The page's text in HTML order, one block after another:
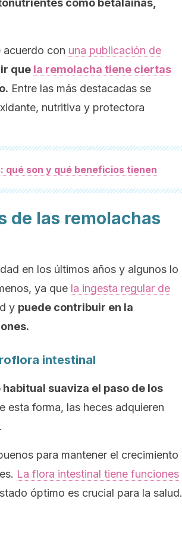
como betalaínas,
acuerdo con una publicación de
que la remolacha tiene ciertas
Entre las más destacadas se
nutritiva y protectora
qué son y qué beneficios tienen
de las remolachas
en los últimos años y algunos lo
ya que la ingesta regular de
y puede contribuir en la
intestinal
habitual suaviza el paso de los
esta forma, las heces adquieren
para mantener el crecimiento
La flora intestinal tiene funciones
óptimo es crucial para la salud.